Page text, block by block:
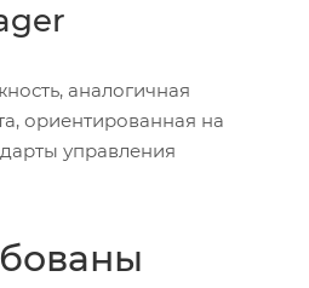
аналогичная
ориентированная на
управления